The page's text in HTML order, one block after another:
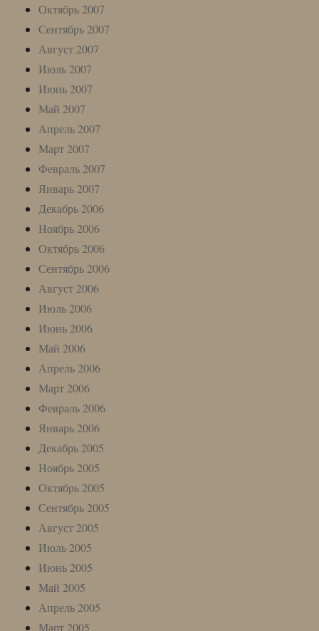
Октябрь 2007
Сентябрь 2007
Август 2007
Июль 2007
Июнь 2007
Май 2007
Апрель 2007
Март 2007
Февраль 2007
Январь 2007
Декабрь 2006
Ноябрь 2006
Октябрь 2006
Сентябрь 2006
Август 2006
Июль 2006
Июнь 2006
Май 2006
Апрель 2006
Март 2006
Февраль 2006
Январь 2006
Декабрь 2005
Ноябрь 2005
Октябрь 2005
Сентябрь 2005
Август 2005
Июль 2005
Июнь 2005
Май 2005
Апрель 2005
Март 2005